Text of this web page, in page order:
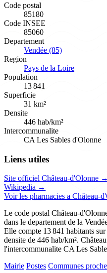
Code postal
85180
Code INSEE
85060
Departement
Vendée (85)
Region
Pays de la Loire
Population
13 841
Superficie
31 km²
Densite
446 hab/km²
Intercommunalite
CA Les Sables d'Olonne
Liens utiles
Site officiel Château-d'Olonne →
Wikipedia →
Voir les pharmacies a Château-
Le code postal Château-
dans le departement de la
Elle compte 13 841 habitants
densite de 446 hab/km².
l'intercommunalite CA Les
Mairie Postes Communes